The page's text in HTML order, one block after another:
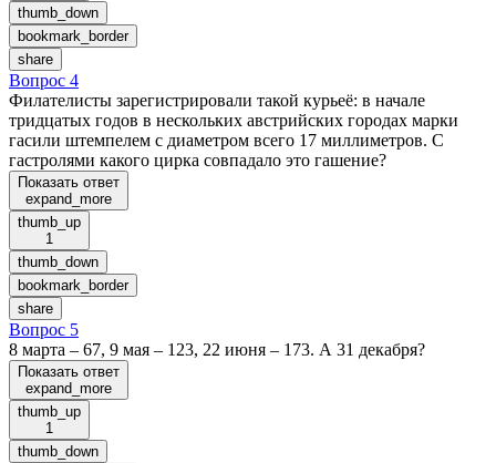
thumb_down
bookmark_border
share
Вопрос 4
Филателисты зарегистрировали такой курьеё: в начале
тридцатых годов в нескольких австрийских городах марки
гасили штемпелем с диаметром всего 17 миллиметров. С
гастролями какого цирка совпадало это гашение?
Показать ответ
expand_more
thumb_up
1
thumb_down
bookmark_border
share
Вопрос 5
8 марта – 67, 9 мая – 123, 22 июня – 173. А 31 декабря?
Показать ответ
expand_more
thumb_up
1
thumb_down